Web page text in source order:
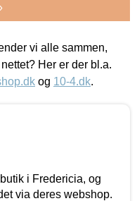
vi alle sammen,
Her er der bl.a.
og 10-4.dk.
i Fredericia, og
via deres webshop.